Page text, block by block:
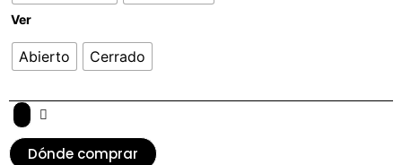
Ver
Abierto Cerrado
Dónde comprar